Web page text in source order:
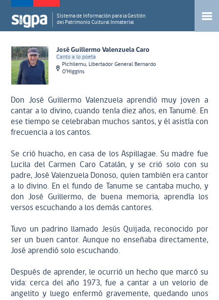
Sistema de Información para la Gestión
del Patrimonio Cultural Inmaterial
José Guillermo Valenzuela Caro
Canto a lo poeta
Pichilemu, Libertador General Bernardo
O'Higgins
Don José Guillermo Valenzuela aprendió muy joven a
cantar a lo divino, cuando tenía diez años, en Tanumé. En
ese tiempo se celebraban muchos santos, y él asistía con
frecuencia a los cantos.
Se crió huacho, en casa de los Aspillagae. Su madre fue
Lucila del Carmen Caro Catalán, y se crió solo con su
padre, José Valenzuela Donoso, quien también era cantor
a lo divino. En el fundo de Tanume se cantaba mucho, y
don José Guillermo, de buena memoria, aprendía los
versos escuchando a los demás cantores.
Tuvo un padrino llamado Jesús Quijada, reconocido por
ser un buen cantor. Aunque no enseñaba directamente,
José aprendió solo escuchando.
Después de aprender, le ocurrió un hecho que marcó su
vida: cerca del año 1973, fue a cantar a un velorio de
angelito y luego enfermó gravemente, quedando unos